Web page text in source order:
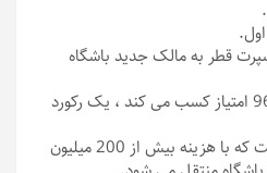
قطر به مالک جدید باشگاه
PGS در فصل 15-16 96 امتیاز کسب می کند ، یک رکورد
نیمار اولین بازیکنی است که با هزینه بیش از 200 میلیون